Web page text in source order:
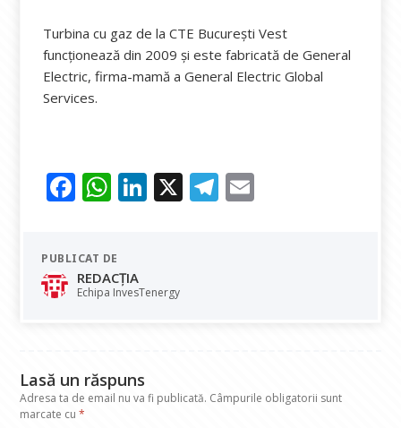
Turbina cu gaz de la CTE Bucureşti Vest
funcţionează din 2009 şi este fabricată de General
Electric, firma-mamă a General Electric Global
Services.
F
e
b
o
W
at
s
A
Li
dI
X T
PUBLICAT DE
REDACȚIA
Echipa InvesTenergy
Lasă un răspuns
Adresa ta de email nu va fi publicată. Câmpurile obligatorii sunt
marcate cu*